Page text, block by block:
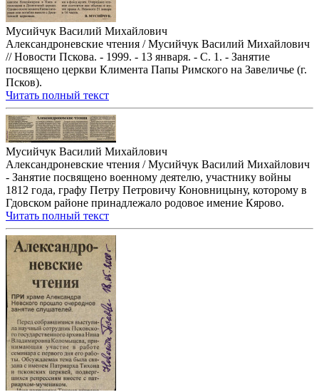
Мусийчук Василий Михайлович
Александроневские чтения / Мусийчук Василий Михайлович
// Новости Пскова. - 1999. - 13 января. - С. 1. - Занятие
посвящено церкви Климента Папы Римского на Завеличье (г.
Псков).
Читать полный текст
Мусийчук Василий Михайлович
Александроневские чтения / Мусийчук Василий Михайлович
- Занятие посвящено военному деятелю, участнику войны
1812 года, графу Петру Петровичу Коновницыну, которому в
Гдовском районе принадлежало родовое имение Кярово.
Читать полный текст